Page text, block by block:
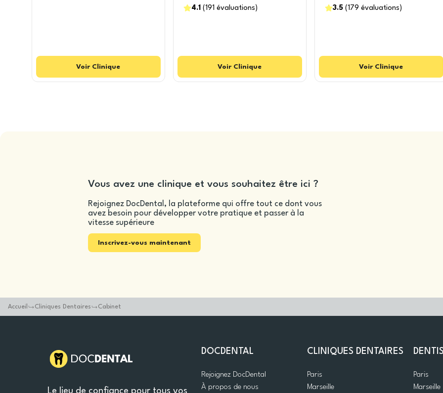
Voir Clinique
4.1(191 évaluations )
Voir Clinique
3.5(179 évaluations )
Voir Clinique
Vous avez une clinique et vous souhaitez être ici ?
Rejoignez DocDental, la plateforme qui offre tout ce dont vous
avez besoin pour développer votre pratique et passer à la
vitesse supérieure
Inscrivez-vous maintenant
Accueil Cliniques Dentaires Cabinet
Le lieu de confiance pour tous vos
DOCDENTAL
Rejoignez DocDental
À propos de nous
CLINIQUES DENTAIRES
Paris
Marseille
Paris
Marseille